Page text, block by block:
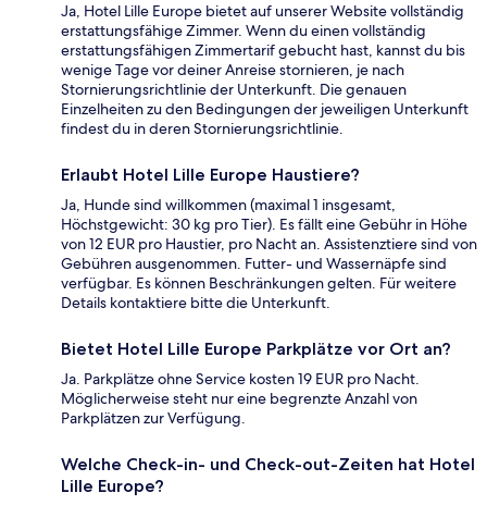
Ja, Hotel Lille Europe bietet auf unserer Website vollständig
erstattungsfähige Zimmer. Wenn du einen vollständig
erstattungsfähigen Zimmertarif gebucht hast, kannst du bis
wenige Tage vor deiner Anreise stornieren, je nach
Stornierungsrichtlinie der Unterkunft. Die genauen
Einzelheiten zu den Bedingungen der jeweiligen Unterkunft
findest du in deren Stornierungsrichtlinie.
Erlaubt Hotel Lille Europe Haustiere?
Ja, Hunde sind willkommen (maximal 1 insgesamt,
Höchstgewicht: 30 kg pro Tier). Es fällt eine Gebühr in Höhe
von 12 EUR pro Haustier, pro Nacht an. Assistenztiere sind von
Gebühren ausgenommen. Futter- und Wassernäpfe sind
verfügbar. Es können Beschränkungen gelten. Für weitere
Details kontaktiere bitte die Unterkunft.
Bietet Hotel Lille Europe Parkplätze vor Ort an?
Ja. Parkplätze ohne Service kosten 19 EUR pro Nacht.
Möglicherweise steht nur eine begrenzte Anzahl von
Parkplätzen zur Verfügung.
Welche Check-in- und Check-out-Zeiten hat Hotel
Lille Europe?